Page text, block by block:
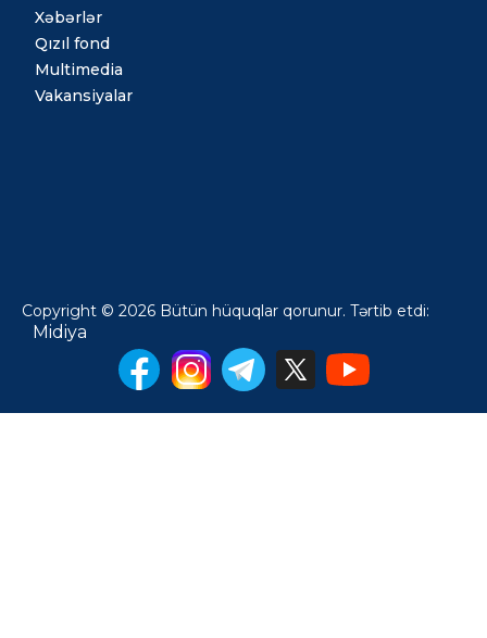
Xəbərlər
Qızıl fond
Multimedia
Vakansiyalar
Copyright © 2026 Bütün hüquqlar qorunur. Tərtib etdi:
Midiya